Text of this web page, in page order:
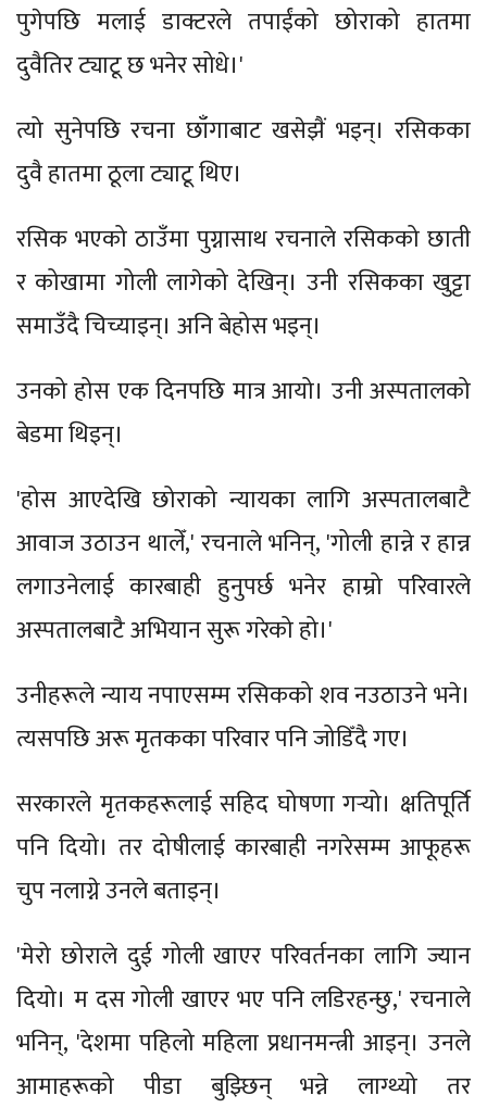
पुगेपछि मलाई डाक्टरले तपाईंको छोराको हातमा
दुवैतिर ट्याटू छ भनेर सोधे।'
त्यो सुनेपछि रचना छाँगाबाट खसेझैं भइन्। रसिकका
दुवै हातमा ठूला ट्याटू थिए।
रसिक भएको ठाउँमा पुग्नासाथ रचनाले रसिकको छाती
र कोखामा गोली लागेको देखिन्। उनी रसिकका खुट्टा
समाउँदै चिच्याइन्। अनि बेहोस भइन्।
उनको होस एक दिनपछि मात्र आयो। उनी अस्पतालको
बेडमा थिइन्।
'होस आएदेखि छोराको न्यायका लागि अस्पतालबाटै
आवाज उठाउन थालेँ,' रचनाले भनिन्, 'गोली हान्ने र हान्न
लगाउनेलाई कारबाही हुनुपर्छ भनेर हाम्रो परिवारले
अस्पतालबाटै अभियान सुरू गरेको हो।'
उनीहरूले न्याय नपाएसम्म रसिकको शव नउठाउने भने।
त्यसपछि अरू मृतकका परिवार पनि जोडिँदै गए।
सरकारले मृतकहरूलाई सहिद घोषणा गर्‍यो। क्षतिपूर्ति
पनि दियो। तर दोषीलाई कारबाही नगरेसम्म आफूहरू
चुप नलाग्ने उनले बताइन्।
'मेरो छोराले दुई गोली खाएर परिवर्तनका लागि ज्यान
दियो। म दस गोली खाएर भए पनि लडिरहन्छु,' रचनाले
भनिन्, 'देशमा पहिलो महिला प्रधानमन्त्री आइन्। उनले
आमाहरूको पीडा बुझ्छिन् भन्ने लाग्थ्यो तर